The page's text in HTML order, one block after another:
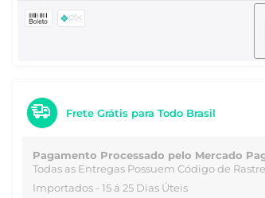
Frete Grátis para Todo Brasil
Pagamento Processado pelo Mercado
Todas as Entregas Possuem Código de
Importados - 15 á 25 Dias Úteis